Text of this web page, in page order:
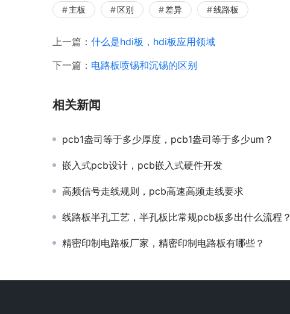
主板 区别 差异 线路板
上一篇： 什么是hdi板，hdi板应用领域
下一篇： 电路板喷锡和沉锡的区别
相关新闻
pcb1盎司等于多少厚度，pcb1盎司等于多少um？
嵌入式pcb设计，pcb嵌入式硬件开发
高频信号走线规则，pcb高速高频走线要求
线路板半孔工艺，半孔板比常规pcb板多出什么流程？
精密印制电路板厂家，精密印制电路板有哪些？